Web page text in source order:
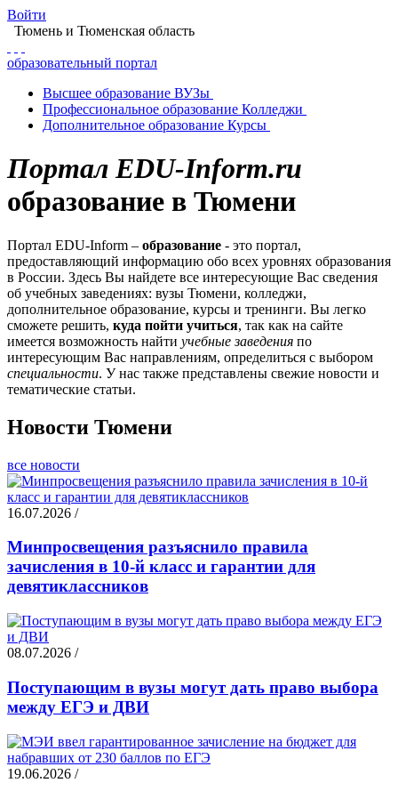
Войти
Тюмень и Тюменская область
образовательный портал
Высшее образование ВУЗы
Профессиональное образование Колледжи
Дополнительное образование Курсы
Портал EDU-Inform.ru
образование в Тюмени
Портал EDU-Inform – образование - это портал,
предоставляющий информацию обо всех уровнях образования
в России. Здесь Вы найдете все интересующие Вас сведения
об учебных заведениях: вузы Тюмени, колледжи,
дополнительное образование, курсы и тренинги. Вы легко
сможете решить, куда пойти учиться, так как на сайте
имеется возможность найти учебные заведения по
интересующим Вас направлениям, определиться с выбором
специальности. У нас также представлены свежие новости и
тематические статьи.
Новости Тюмени
все новости
16.07.2026 /
Минпросвещения разъяснило правила
зачисления в 10-й класс и гарантии для
девятиклассников
08.07.2026 /
Поступающим в вузы могут дать право выбора
между ЕГЭ и ДВИ
19.06.2026 /